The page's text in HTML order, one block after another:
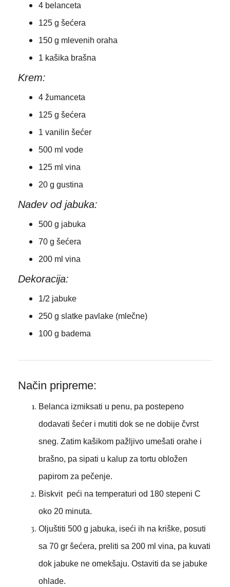
4 belanceta
125 g šećera
150 g mlevenih oraha
1 kašika brašna
Krem:
4 žumanceta
125 g šećera
1 vanilin šećer
500 ml vode
125 ml vina
20 g gustina
Nadev od jabuka:
500 g jabuka
70 g šećera
200 ml vina
Dekoracija:
1/2 jabuke
250 g slatke pavlake (mlečne)
100 g badema
Način pripreme:
Belanca izmiksati u penu, pa postepeno
dodavati šećer i mutiti dok se ne dobije čvrst
sneg. Zatim kašikom pažljivo umešati orahe i
brašno, pa sipati u kalup za tortu obložen
papirom za pečenje.
Biskvit peći na temperaturi od 180 stepeni C
oko 20 minuta.
Oljuštiti 500 g jabuka, iseći ih na kriške, posuti
sa 70 gr šećera, preliti sa 200 ml vina, pa kuvati
dok jabuke ne omekšaju. Ostaviti da se jabuke
ohlade.